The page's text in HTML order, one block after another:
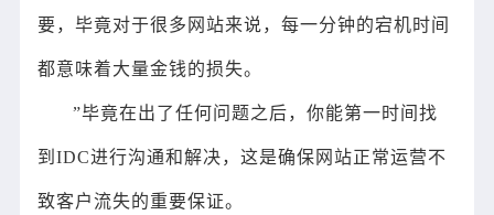
要，毕竟对于很多网站来说，每一分钟的宕机时间
都意味着大量金钱的损失。
”毕竟在出了任何问题之后，你能第一时间找
到IDC进行沟通和解决，这是确保网站正常运营不
致客户流失的重要保证。